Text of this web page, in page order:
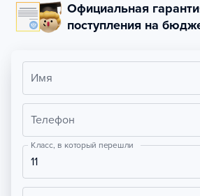
Официальная
поступления на
Имя
Телефон
Класс, в который перешли
11